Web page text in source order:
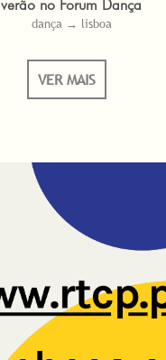
verão no Forum Dança
dança → lisboa
VER MAIS